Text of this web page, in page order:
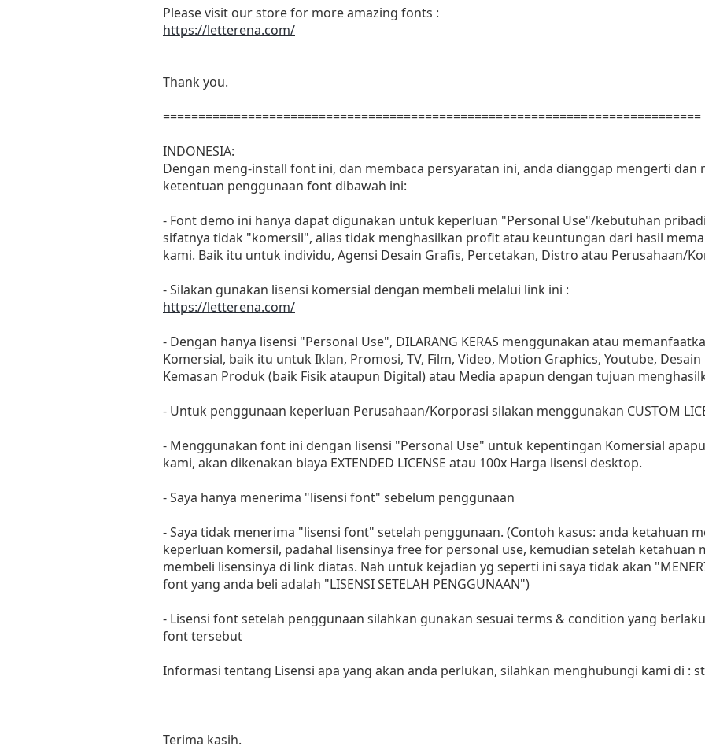
Please visit our store for more amazing fonts :
https://letterena.com/
Thank you.
============================================================================
INDONESIA:
Dengan meng-install font ini, dan membaca persyaratan ini, anda dianggap mengerti dan
ketentuan penggunaan font dibawah ini:
- Font demo ini hanya dapat digunakan untuk keperluan "Personal Use"/kebutuhan
sifatnya tidak "komersil", alias tidak menghasilkan profit atau keuntungan dari hasil
kami. Baik itu untuk individu, Agensi Desain Grafis, Percetakan, Distro atau Perusahaan/
- Silakan gunakan lisensi komersial dengan membeli melalui link ini :
https://letterena.com/
- Dengan hanya lisensi "Personal Use", DILARANG KERAS menggunakan atau
Komersial, baik itu untuk Iklan, Promosi, TV, Film, Video, Motion Graphics, Youtube,
Kemasan Produk (baik Fisik ataupun Digital) atau Media apapun dengan tujuan
- Untuk penggunaan keperluan Perusahaan/Korporasi silakan menggunakan CUSTOM
- Menggunakan font ini dengan lisensi "Personal Use" untuk kepentingan Komersial
kami, akan dikenakan biaya EXTENDED LICENSE atau 100x Harga lisensi desktop.
- Saya hanya menerima "lisensi font" sebelum penggunaan
- Saya tidak menerima "lisensi font" setelah penggunaan. (Contoh kasus: anda ketahuan
keperluan komersil, padahal lisensinya free for personal use, kemudian setelah ketahuan
membeli lisensinya di link diatas. Nah untuk kejadian yg seperti ini saya tidak akan
font yang anda beli adalah "LISENSI SETELAH PENGGUNAAN")
- Lisensi font setelah penggunaan silahkan gunakan sesuai terms & condition yang
font tersebut
Informasi tentang Lisensi apa yang akan anda perlukan, silahkan menghubungi kami di :
Terima kasih.